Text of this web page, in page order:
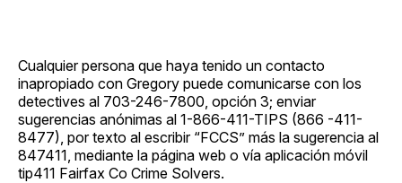
Cualquier persona que haya tenido un contacto
inapropiado con Gregory puede comunicarse con los
detectives al 703-246-7800, opción 3; enviar
sugerencias anónimas al 1-866-411-TIPS (866 -411-
8477), por texto al escribir “FCCS” más la sugerencia al
847411, mediante la página web o vía aplicación móvil
tip411 Fairfax Co Crime Solvers.